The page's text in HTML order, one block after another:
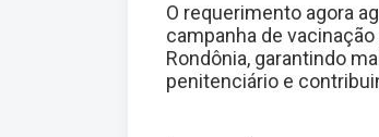
O requerimento agora
campanha de
Rondônia, garantindo
penitenciário e